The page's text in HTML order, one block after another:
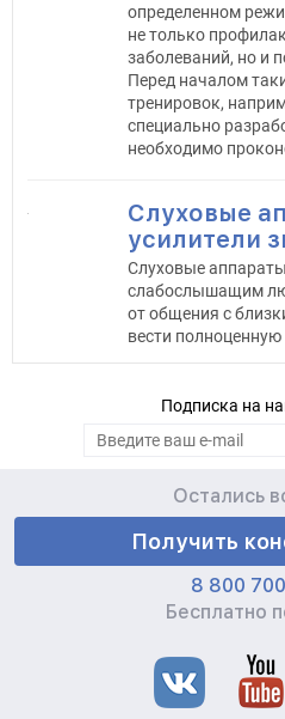
определенном
не только
заболеваний, но и
Перед началом
тренировок,
специально
необходимо
Слуховые
усилители
Слуховые
слабослышащим
от общения с
вести
Подписка на
Остались
Получить
8 800
Бесплатно